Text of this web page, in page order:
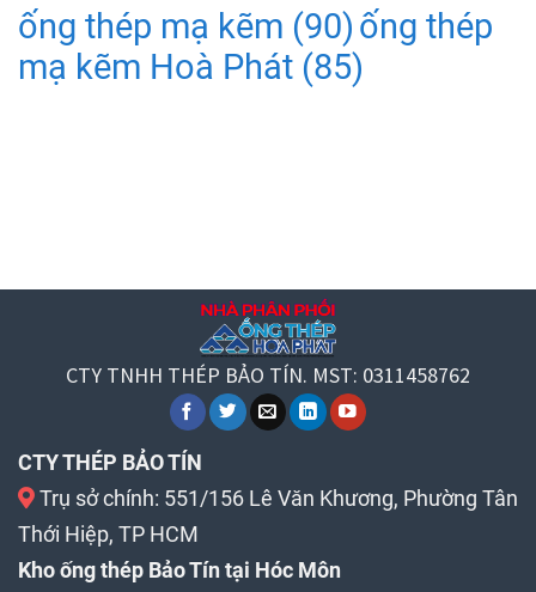
ống thép mạ kẽm (90) ống thép
mạ kẽm Hoà Phát (85)
CTY TNHH THÉP BẢO TÍN. MST: 0311458762
CTY THÉP BẢO TÍN
Trụ sở chính: 551/156 Lê Văn Khương, Phường Tân
Thới Hiệp, TP HCM
Kho ống thép Bảo Tín tại Hóc Môn